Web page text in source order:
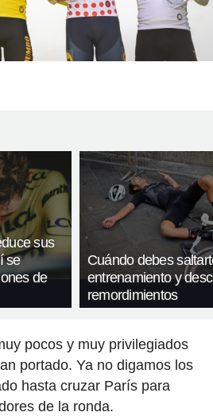
sus
se
de
Cuándo debes
entrenamiento y
remordimientos
pocos y muy privilegiados
portado. Ya no digamos los
hasta cruzar París para
de la ronda.